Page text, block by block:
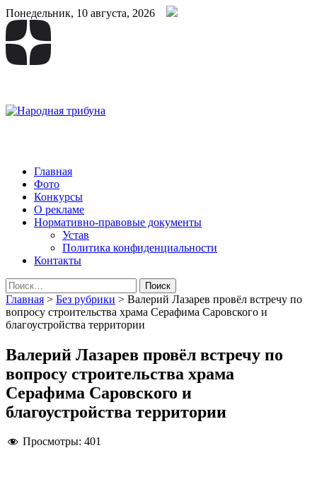
Понедельник, 10 августа, 2026
Народная трибуна
Калининская районная газета
Главная
Фото
Конкурсы
О рекламе
Нормативно-правовые документы
Устав
Политика конфиденциальности
Контакты
Найти:
Главная > Без рубрики > Валерий Лазарев провёл встречу по
вопросу строительства храма Серафима Саровского и
благоустройства территории
Валерий Лазарев провёл встречу по
вопросу строительства храма
Серафима Саровского и
благоустройства территории
Просмотры: 401